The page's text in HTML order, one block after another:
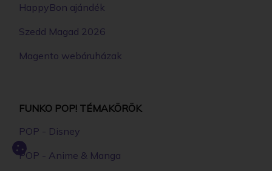
HappyBon ajándék
Szedd Magad 2026
Magento webáruházak
FUNKO POP! TÉMAKÖRÖK
POP - Disney
POP - Anime & Manga